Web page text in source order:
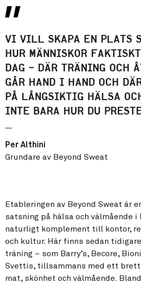
VI VILL SKAPA EN PLATS
HUR MÄNNISKOR
DAG – DÄR TRÄNING OCH
GÅR HAND I HAND OCH
PÅ LÅNGSIKTIG HÄLSA
INTE BARA HUR DU
Per Althini
Grundare av Beyond Sweat
Etableringen av Beyond Sweat är
satsning på hälsa och välmående
naturligt komplement till kontor,
och kultur. Här finns sedan
träning – som Barry’s, Becore,
Svettis, tillsammans med ett brett
mat, skönhet och välmående.